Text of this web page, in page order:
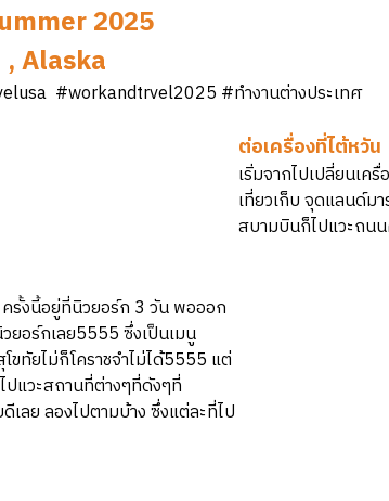
2025
Alaska
#workandtrvel2025 #ทำงานต่างประเทศ
ต่อเครื่องที่ไต้หวัน
เริ่มจากไปเปลี่ยนเค
เที่ยวเก็บ จุดแลนด์ม
สบามบินก็ไปแวะถนน
รั้งนี้อยู่ที่นิวยอร์ก 3 วัน พอออก
ยอร์กเลย5555 ซึ่งเป็นเมนู
ขทัยไม่ก็โคราชจำไม่ได้5555 แต่
แวะสถานที่ต่างๆที่ดังๆที่
เลย ลองไปตามบ้าง ซึ่งแต่ละที่ไป